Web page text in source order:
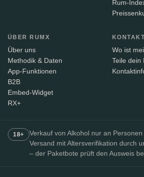
Rum-
ÜBER RUMX
Über uns
Methodik & Daten
App-Funktionen
B2B
Embed-Widget
RX+
Wo ist
Teile dein
18+
Verkauf von Alkohol nur an
Versand mit Altersverifikation durch
– der Paketbote prüft den Ausweis